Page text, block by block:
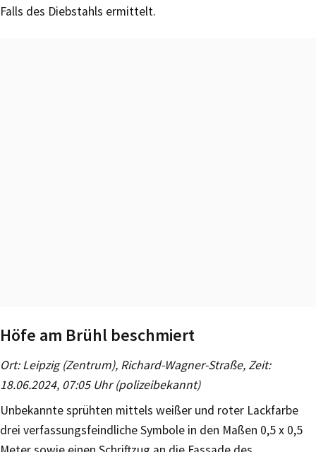
Falls des Diebstahls ermittelt.
Höfe am Brühl beschmiert
Ort: Leipzig (Zentrum), Richard-Wagner-Straße, Zeit:
18.06.2024, 07:05 Uhr (polizeibekannt)
Unbekannte sprühten mittels weißer und roter Lackfarbe
drei verfassungsfeindliche Symbole in den Maßen 0,5 x 0,5